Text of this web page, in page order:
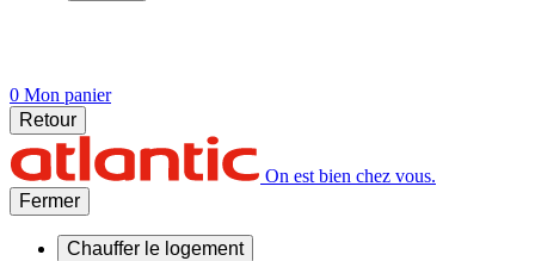
0 Mon panier
Retour
On est bien chez vous.
Fermer
Chauffer le logement